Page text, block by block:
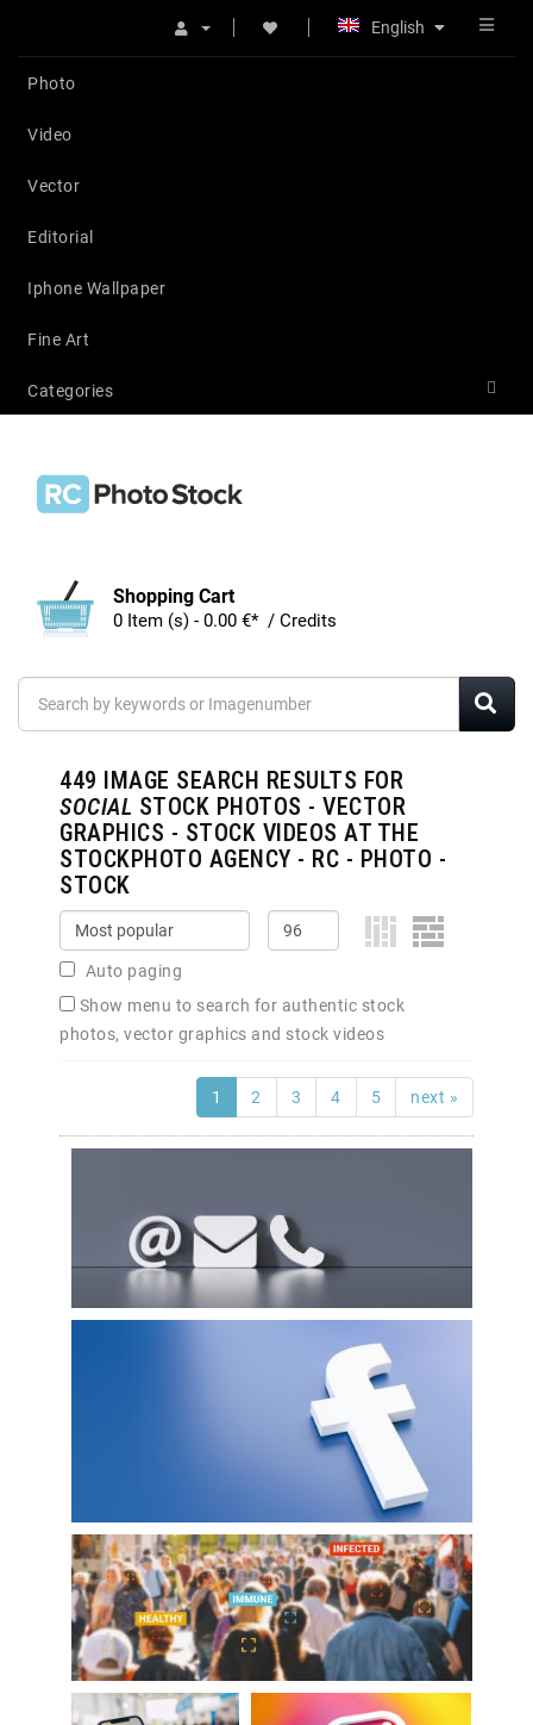
English
Photo
Video
Vector
Editorial
Iphone Wallpaper
Fine Art
Categories
Shopping Cart
0 Item (s) - 0.00 €* / Credits
449 IMAGE SEARCH RESULTS FOR
SOCIAL STOCK PHOTOS - VECTOR
GRAPHICS - STOCK VIDEOS AT THE
STOCKPHOTO AGENCY - RC - PHOTO -
STOCK
Auto paging
Show menu to search for authentic stock
photos, vector graphics and stock videos
1 2 3 4 5 next »